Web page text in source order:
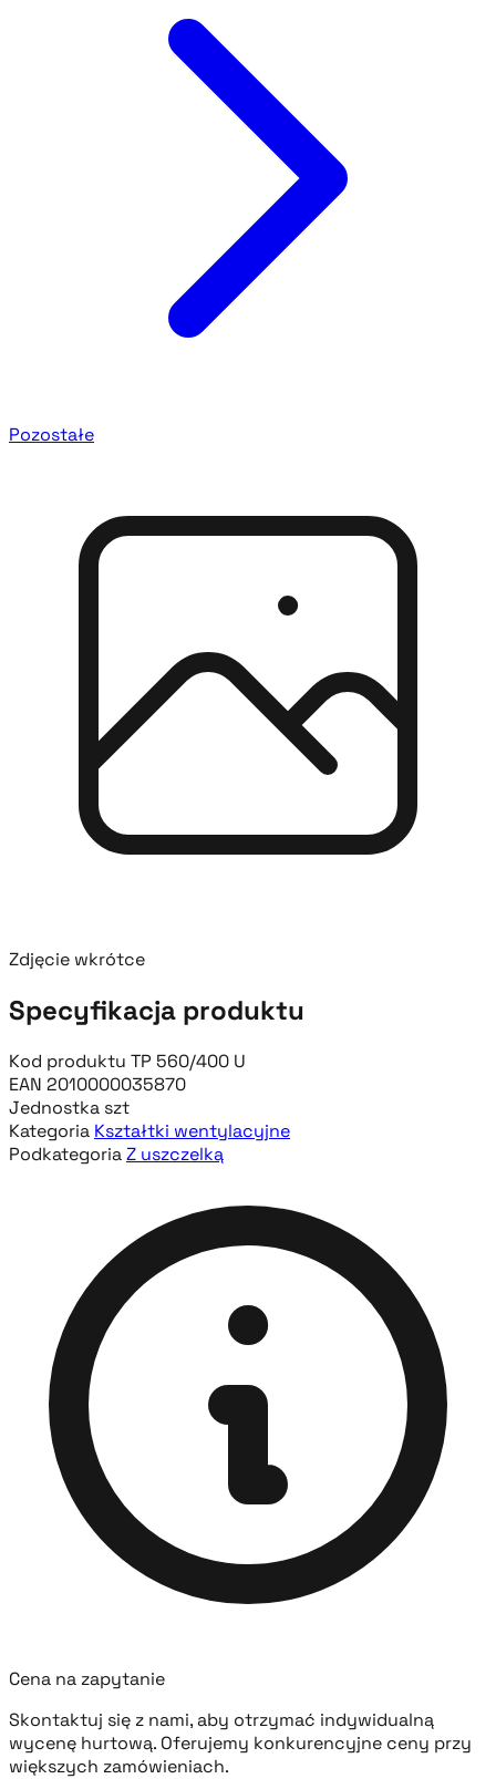
Pozostałe
Zdjęcie wkrótce
Specyfikacja produktu
Kod produktu TP 560/400 U
EAN 2010000035870
Jednostka szt
Kategoria Kształtki wentylacyjne
PodkategoriaZ uszczelką
Cena na zapytanie
Skontaktuj się z nami, aby otrzymać indywidualną
wycenę hurtową. Oferujemy konkurencyjne ceny przy
większych zamówieniach.